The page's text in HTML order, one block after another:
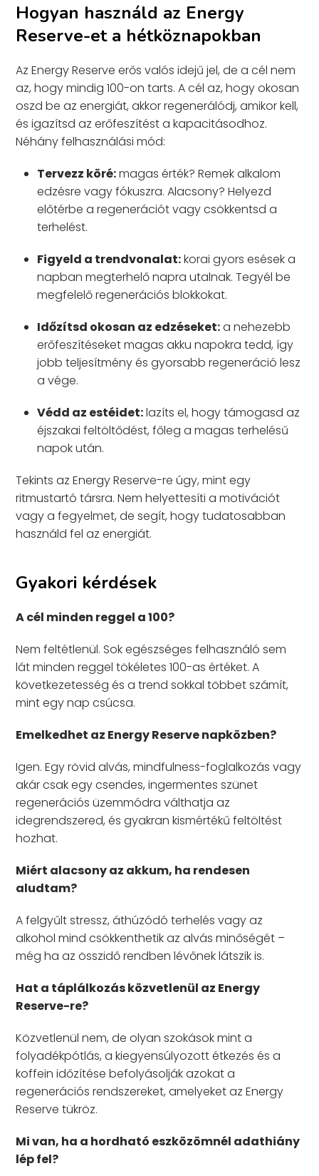
Hogyan használd az Energy
Reserve-et a hétköznapokban
Az Energy Reserve erős valós idejű jel, de a cél nem
az, hogy mindig 100-on tarts. A cél az, hogy okosan
oszd be az energiát, akkor regenerálódj, amikor kell,
és igazítsd az erőfeszítést a kapacitásodhoz.
Néhány felhasználási mód:
Tervezz köré:magas érték? Remek alkalom
edzésre vagy fókuszra. Alacsony? Helyezd
előtérbe a regenerációt vagy csökkentsd a
terhelést.
Figyeld a trendvonalat:korai gyors esések a
napban megterhelő napra utalnak. Tegyél be
megfelelő regenerációs blokkokat.
Időzítsd okosan az edzéseket:a nehezebb
erőfeszítéseket magas akku napokra tedd, így
jobb teljesítmény és gyorsabb regeneráció lesz
a vége.
Védd az estéidet:lazíts el, hogy támogasd az
éjszakai feltöltődést, főleg a magas terhelésű
napok után.
Tekints az Energy Reserve-re úgy, mint egy
ritmustartó társra. Nem helyettesíti a motivációt
vagy a fegyelmet, de segít, hogy tudatosabban
használd fel az energiát.
Gyakori kérdések
A cél minden reggel a 100?
Nem feltétlenül. Sok egészséges felhasználó sem
lát minden reggel tökéletes 100-as értéket. A
következetesség és a trend sokkal többet számít,
mint egy nap csúcsa.
Emelkedhet az Energy Reserve napközben?
Igen. Egy rövid alvás, mindfulness-foglalkozás vagy
akár csak egy csendes, ingermentes szünet
regenerációs üzemmódra válthatja az
idegrendszered, és gyakran kismértékű feltöltést
hozhat.
Miért alacsony az akkum, ha rendesen
aludtam?
A felgyűlt stressz, áthúzódó terhelés vagy az
alkohol mind csökkenthetik az alvás minőségét –
még ha az összidő rendben lévőnek látszik is.
Hat a táplálkozás közvetlenül az Energy
Reserve-re?
Közvetlenül nem, de olyan szokások mint a
folyadékpótlás, a kiegyensúlyozott étkezés és a
koffein időzítése befolyásolják azokat a
regenerációs rendszereket, amelyeket az Energy
Reserve tükröz.
Mi van, ha a hordható eszközömnél adathiány
lép fel?